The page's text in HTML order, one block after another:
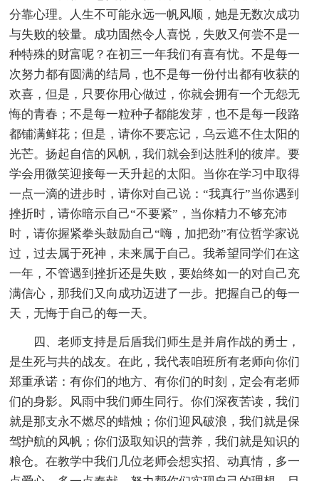
分靠心理。人生不可能永远一帆风顺，她是无数次成功
与失败的较量。成功固然令人喜悦，失败又何尝不是一
种特殊的财富呢？在初三一年我们有喜有忧。不是每一
次努力都有圆满的结局，也不是每一份付出都有收获的
欢喜，但是，只要你用心做过，你就会拥有一个无怨无
悔的青春；不是每一粒种子都能发芽，也不是每一段路
都铺满鲜花；但是，请你不要忘记，乌云遮不住太阳的
光芒。扬起自信的风帆，我们就会到达胜利的彼岸。要
学会用微笑迎接每一天升起的太阳。当你在学习中取得
一点一滴的进步时，请你对自己说：“我真行”当你遇到
挫折时，请你暗示自己“不要紧”，当你精力不够充沛
时，请你握紧拳头鼓励自己“嗨，加把劲”有位哲学家说
过，过去属于死神，未来属于自己。我希望同学们在这
一年，不管遇到挫折还是失败，要始终如一的对自己充
满信心，那我们又向成功迈进了一步。把握自己的每一
天，无悔于自己的每一天。
四、老师支持是后盾我们师生是并肩作战的勇士，
是生死与共的战友。在此，我代表咱班所有老师向你们
郑重承诺：有你们的地方、有你们的时刻，定会有老师
们的身影。风雨中我们师生同行。你们深夜苦读，我们
就是那支永不燃尽的蜡烛；你们迎风破浪，我们就是保
驾护航的风帆；你们汲取知识的营养，我们就是知识的
粮仓。在教学中我们几位老师会想实招、动真情，多一